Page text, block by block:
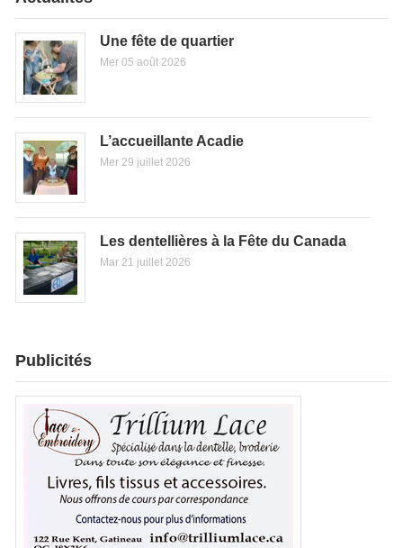
Une fête de quartier
Mer 05 août 2026
L’accueillante Acadie
Mer 29 juillet 2026
Les dentellières à la Fête du Canada
Mar 21 juillet 2026
Publicités